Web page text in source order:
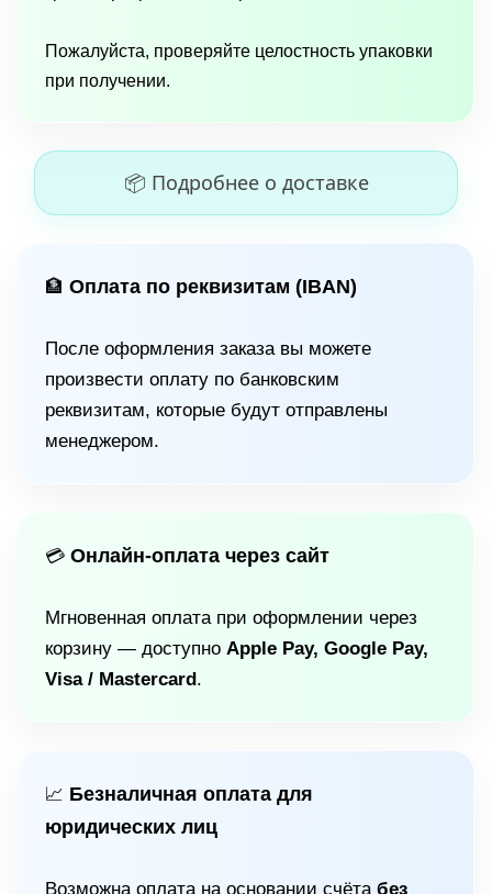
Пожалуйста, проверяйте целостность упаковки
при получении.
📦 Подробнее о доставке
🏦 Оплата по реквизитам (IBAN)
После оформления заказа вы можете
произвести оплату по банковским
реквизитам, которые будут отправлены
менеджером.
💳 Онлайн-оплата через сайт
Мгновенная оплата при оформлении через
корзину — доступно Apple Pay, Google Pay,
Visa / Mastercard .
📈 Безналичная оплата для
юридических лиц
Возможна оплата на основании счёта без